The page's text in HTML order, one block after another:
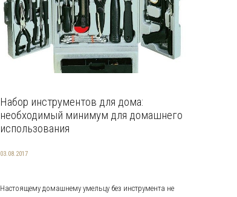
Набор инструментов для дома:
необходимый минимум для домашнего
использования
03.08.2017
Настоящему домашнему умельцу без инструмента не